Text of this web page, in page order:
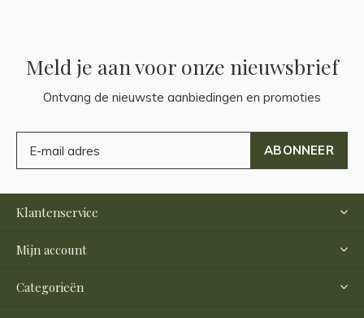
Meld je aan voor onze nieuwsbrief
Ontvang de nieuwste aanbiedingen en promoties
ABONNEER
Klantenservice
Mijn account
Categorieën